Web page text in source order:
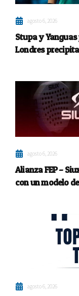
agosto 6, 2026
Stupa y
Londres
agosto 6, 2026
Alianza FEP –
con un modelo
agosto 6, 2026